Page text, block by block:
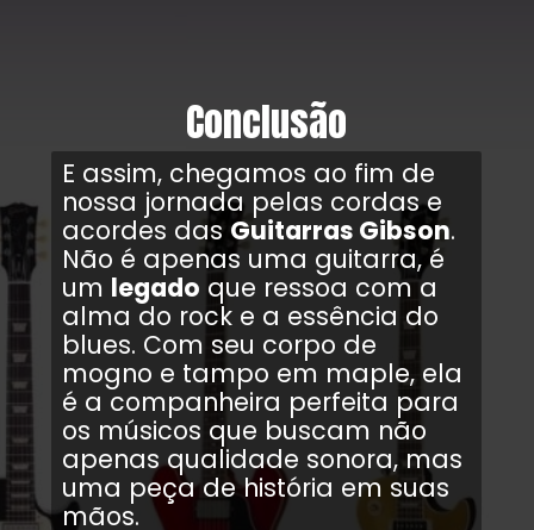
Conclusão
E assim, chegamos ao fim de
nossa jornada pelas cordas e
acordes das Guitarras Gibson.
Não é apenas uma guitarra, é
um legado que ressoa com a
alma do rock e a essência do
blues. Com seu corpo de
mogno e tampo em maple, ela
é a companheira perfeita para
os músicos que buscam não
apenas qualidade sonora, mas
uma peça de história em suas
mãos.